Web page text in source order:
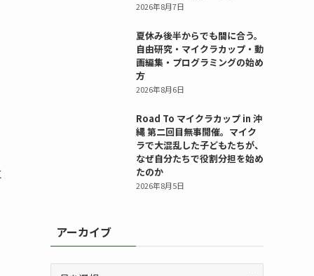
2026年8月7日
夏休み後半からでも間に合う。
自由研究・マイクラカップ・動
画編集・プログラミングの始め
方
2026年8月6日
Road To マイクラカップ in 沖
縄 第二回目無事開催。マイク
ラで大混乱した子どもたちが、
なぜ自分たちで役割分担を始め
たのか
2026年8月5日
アーカイブ